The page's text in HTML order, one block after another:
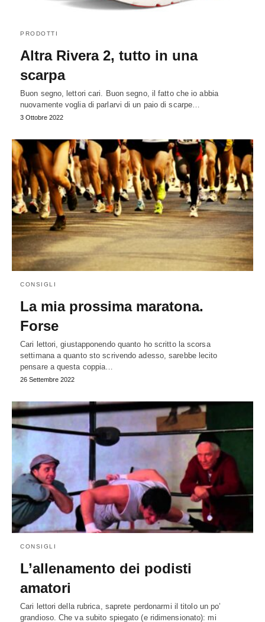
PRODOTTI
Altra Rivera 2, tutto in una
scarpa
Buon segno, lettori cari. Buon segno, il fatto che io abbia
nuovamente voglia di parlarvi di un paio di scarpe…
3 Ottobre 2022
CONSIGLI
La mia prossima maratona.
Forse
Cari lettori, giustapponendo quanto ho scritto la scorsa
settimana a quanto sto scrivendo adesso, sarebbe lecito
pensare a questa coppia…
26 Settembre 2022
CONSIGLI
L’allenamento dei podisti
amatori
Cari lettori della rubrica, saprete perdonarmi il titolo un po’
grandioso. Che va subito spiegato (e ridimensionato): mi